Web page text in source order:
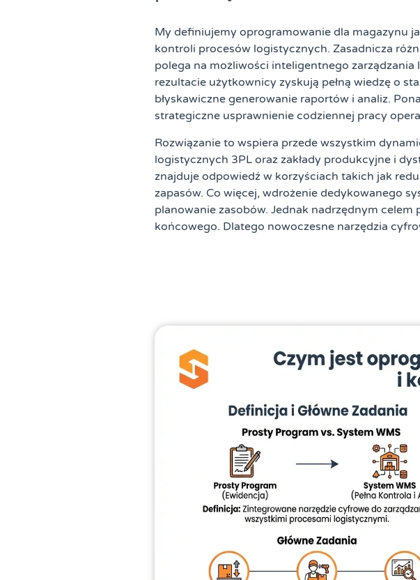
My definiujemy oprogramowanie dla magazynu
kontroli procesów logistycznych. Zasadnicza
polega na możliwości inteligentnego
rezultacie użytkownicy zyskują pełną wiedzę o
błyskawiczne generowanie raportów i analiz.
strategiczne usprawnienie codziennej pracy
Rozwiązanie to wspiera przede wszystkim
logistycznych 3PL oraz zakłady produkcyjne i
znajduje odpowiedź w korzyściach takich jak
zapasów. Co więcej, wdrożenie dedykowanego
planowanie zasobów. Jednak nadrzędnym
końcowego. Dlatego nowoczesne narzędzia